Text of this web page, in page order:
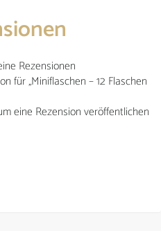
Rezensionen
für „Miniflaschen – 12 Flaschen
eine Rezension veröffentlichen